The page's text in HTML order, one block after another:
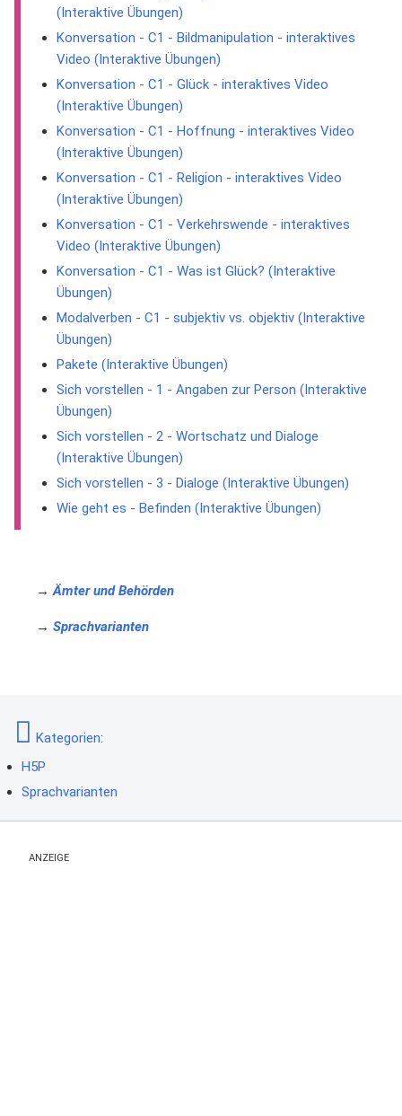
(Interaktive Übungen)
Konversation - C1 - Bildmanipulation - interaktives
Video (Interaktive Übungen)
Konversation - C1 - Glück - interaktives Video
(Interaktive Übungen)
Konversation - C1 - Hoffnung - interaktives Video
(Interaktive Übungen)
Konversation - C1 - Religion - interaktives Video
(Interaktive Übungen)
Konversation - C1 - Verkehrswende - interaktives
Video (Interaktive Übungen)
Konversation - C1 - Was ist Glück? (Interaktive
Übungen)
Modalverben - C1 - subjektiv vs. objektiv (Interaktive
Übungen)
Pakete (Interaktive Übungen)
Sich vorstellen - 1 - Angaben zur Person (Interaktive
Übungen)
Sich vorstellen - 2 - Wortschatz und Dialoge
(Interaktive Übungen)
Sich vorstellen - 3 - Dialoge (Interaktive Übungen)
Wie geht es - Befinden (Interaktive Übungen)
→Ämter und Behörden
→ Sprachvarianten
Kategorien:
H5P
Sprachvarianten
ANZEIGE